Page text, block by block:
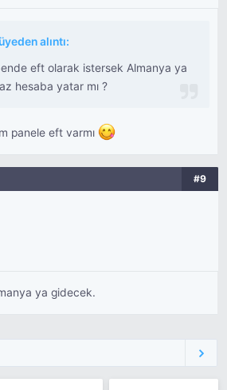
alıntı:
eft olarak istersek Almanya ya
hesaba yatar mı ?
panele eft varmı
#9
ya gidecek.